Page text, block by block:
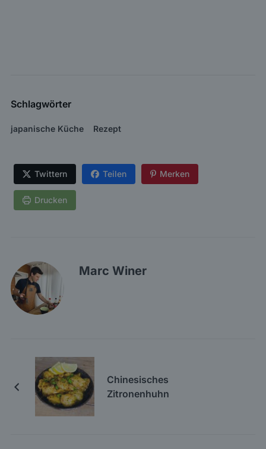
Schlagwörter
japanische Küche Rezept
Twittern Teilen Merken
Drucken
Marc Winer
Chinesisches
Zitronenhuhn